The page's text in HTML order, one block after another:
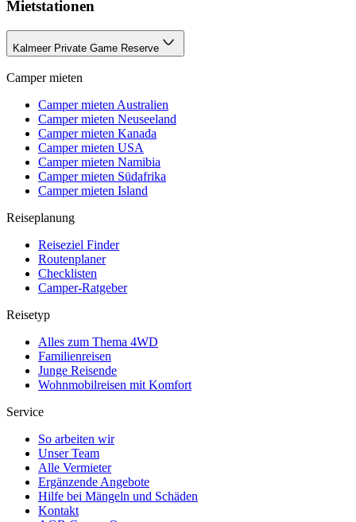
Mietstationen
Kalmeer Private Game Reserve
Camper mieten
Camper mieten Australien
Camper mieten Neuseeland
Camper mieten Kanada
Camper mieten USA
Camper mieten Namibia
Camper mieten Südafrika
Camper mieten Island
Reiseplanung
Reiseziel Finder
Routenplaner
Checklisten
Camper-Ratgeber
Reisetyp
Alles zum Thema 4WD
Familienreisen
Junge Reisende
Wohnmobilreisen mit Komfort
Service
So arbeiten wir
Unser Team
Alle Vermieter
Ergänzende Angebote
Hilfe bei Mängeln und Schäden
Kontakt